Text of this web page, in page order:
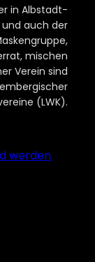
in Albstadt-
und auch der
mischen
Verein sind
(LWK).
werden